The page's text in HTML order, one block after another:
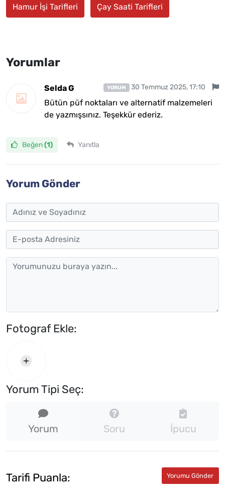
Hamur İşi Tarifleri Çay Saati Tarifleri
Yorumlar
Selda G YORUM 30 Temmuz 2025, 17:10
Bütün püf noktaları ve alternatif malzemeleri
de yazmışsınız. Teşekkür ederiz.
Beğen(1) Yanıtla
Yorum Gönder
Fotograf Ekle:
Yorum Tipi Seç:
Yorum Soru İpucu
Tarifi Puanla: